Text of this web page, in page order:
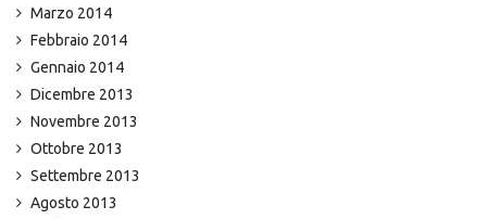
Marzo 2014
Febbraio 2014
Gennaio 2014
Dicembre 2013
Novembre 2013
Ottobre 2013
Settembre 2013
Agosto 2013